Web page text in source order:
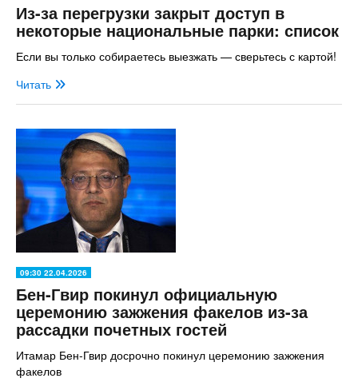
Из-за перегрузки закрыт доступ в
некоторые национальные парки: список
Если вы только собираетесь выезжать — сверьтесь с картой!
Читать
09:30 22.04.2026
Бен-Гвир покинул официальную
церемонию зажжения факелов из-за
рассадки почетных гостей
Итамар Бен-Гвир досрочно покинул церемонию зажжения
факелов